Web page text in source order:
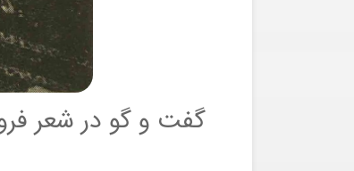
گفت و گو در شعر